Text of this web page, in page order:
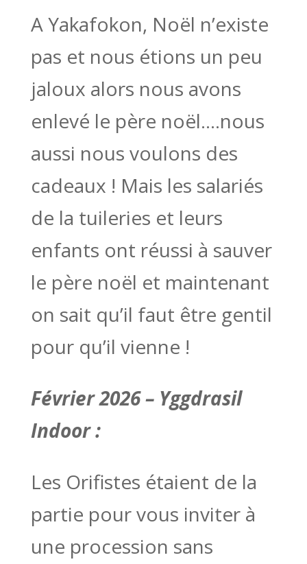
A Yakafokon, Noël n’existe
pas et nous étions un peu
jaloux alors nous avons
enlevé le père noël….nous
aussi nous voulons des
cadeaux ! Mais les salariés
de la tuileries et leurs
enfants ont réussi à sauver
le père noël et maintenant
on sait qu’il faut être gentil
pour qu’il vienne !
Février 2026 – Yggdrasil
Indoor :
Les Orifistes étaient de la
partie pour vous inviter à
une procession sans